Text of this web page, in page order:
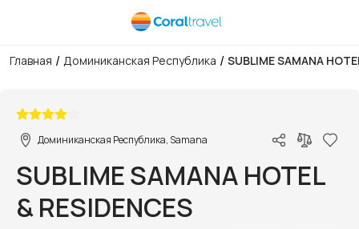
Главная / Доминиканская Республика / SUBLIME SAMANA
Доминиканская Республика, Samana
SUBLIME SAMANA HOTEL
& RESIDENCES